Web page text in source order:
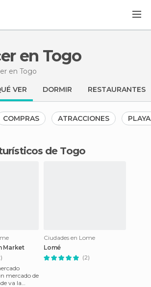
en Togo
en Togo
VER DORMIR RESTAURANTES
COMPRAS ATRACCIONES
turísticos de Togo
Market
mercado de
va la
Ciudades en Lome
Lomé
(2)